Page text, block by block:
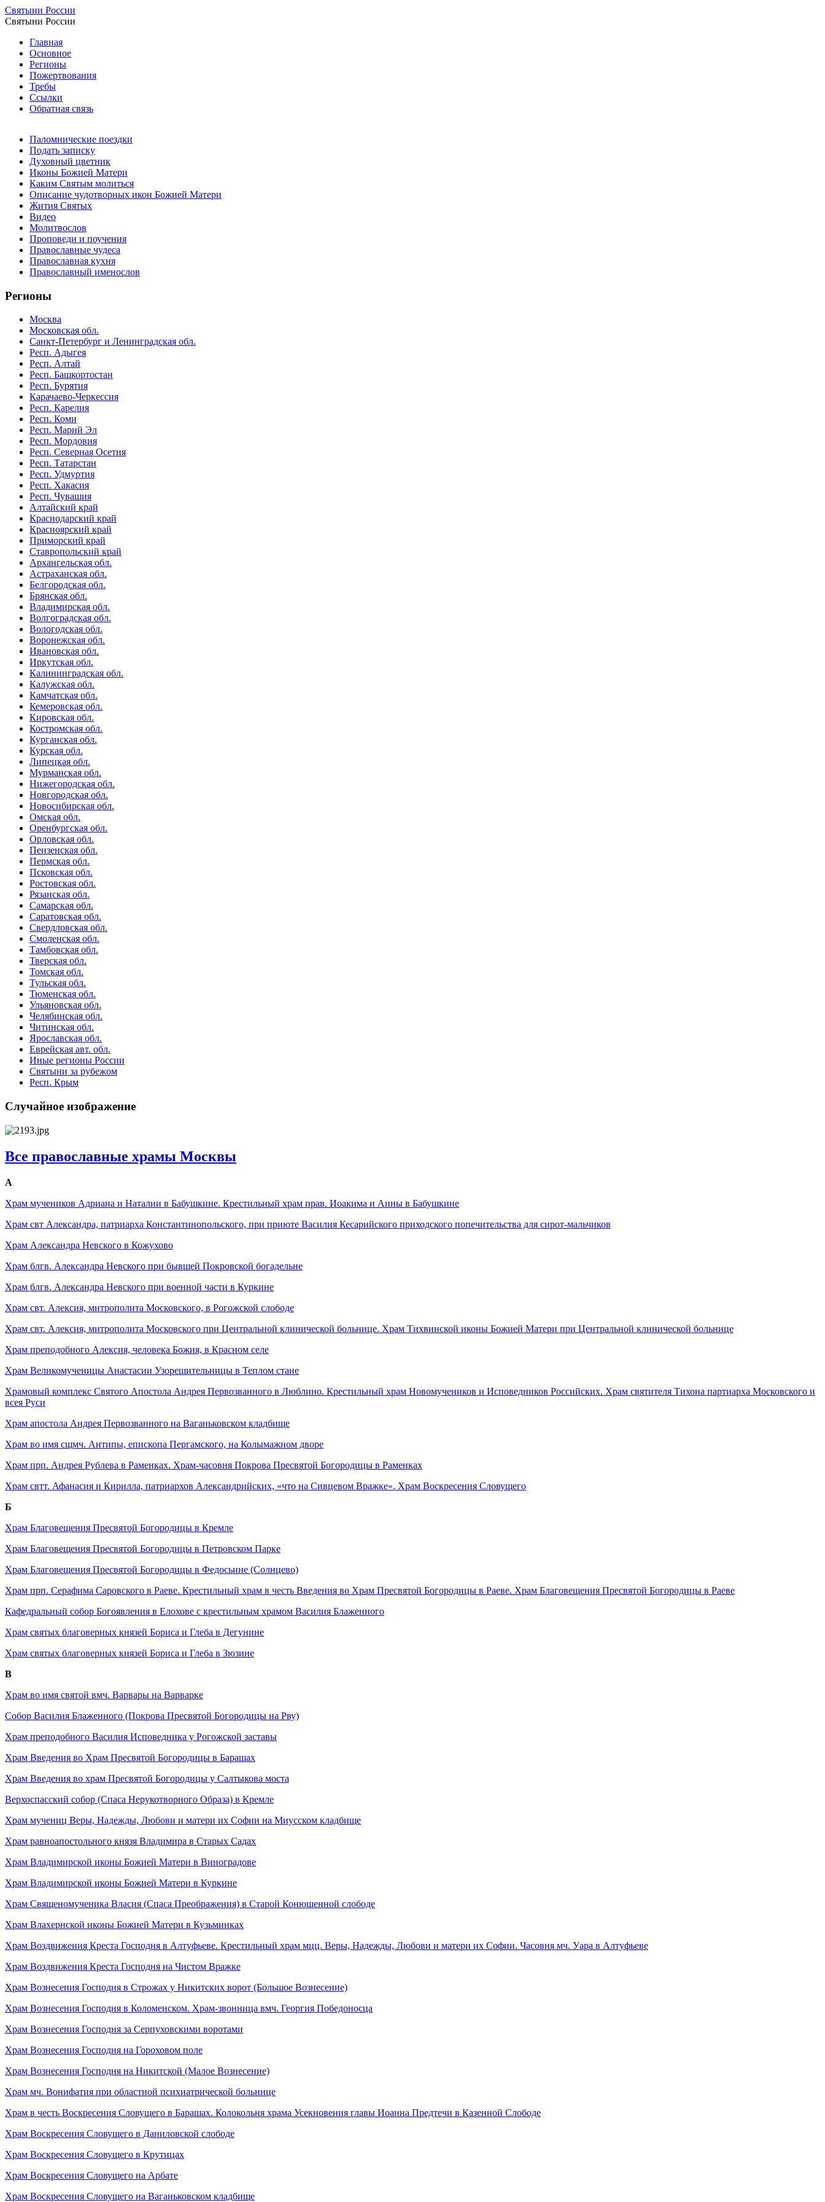
Святыни России
Святыни России
Главная
Основное
Регионы
Пожертвования
Требы
Ссылки
Обратная связь
Паломнические поездки
Подать записку
Духовный цветник
Иконы Божией Матери
Каким Святым молиться
Описание чудотворных икон Божией Матери
Жития Святых
Видео
Молитвослов
Проповеди и поучения
Православные чудеса
Православная кухня
Православный именослов
Регионы
Москва
Московская обл.
Санкт-Петербург и Ленинградская обл.
Респ. Адыгея
Респ. Алтай
Респ. Башкортостан
Респ. Бурятия
Карачаево-Черкессия
Респ. Карелия
Респ. Коми
Респ. Марий Эл
Респ. Мордовия
Респ. Северная Осетия
Респ. Татарстан
Респ. Удмуртия
Респ. Хакасия
Респ. Чувашия
Алтайский край
Краснодарский край
Красноярский край
Приморский край
Ставропольский край
Архангельская обл.
Астраханская обл.
Белгородская обл.
Брянская обл.
Владимирская обл.
Волгоградская обл.
Вологодская обл.
Воронежская обл.
Ивановская обл.
Иркутская обл.
Калининградская обл.
Калужская обл.
Камчатская обл.
Кемеровская обл.
Кировская обл.
Костромская обл.
Курганская обл.
Курская обл.
Липецкая обл.
Мурманская обл.
Нижегородская обл.
Новгородская обл.
Новосибирская обл.
Омская обл.
Оренбургская обл.
Орловская обл.
Пензенская обл.
Пермская обл.
Псковская обл.
Ростовская обл.
Рязанская обл.
Самарская обл.
Саратовская обл.
Свердловская обл.
Смоленская обл.
Тамбовская обл.
Тверская обл.
Томская обл.
Тульская обл.
Тюменская обл.
Ульяновская обл.
Челябинская обл.
Читинская обл.
Ярославская обл.
Еврейская авт. обл.
Иные регионы России
Святыни за рубежом
Респ. Крым
Случайное изображение
Все православные храмы Москвы
А
Храм мучеников Адриана и Наталии в Бабушкине. Крестильный храм прав. Иоакима и Анны в Бабушкине
Храм свт Александра, патриарха Константинопольского, при приюте Василия Кесарийского приходского попечительства для сирот-мальчиков
Храм Александра Невского в Кожухово
Храм блгв. Александра Невского при бывшей Покровской богадельне
Храм блгв. Александра Невского при военной части в Куркине
Храм свт. Алексия, митрополита Московского, в Рогожской слободе
Храм свт. Алексия, митрополита Московского при Центральной клинической больнице. Храм Тихвинской иконы Божией Матери при Центральной клинической больнице
Храм преподобного Алексия, человека Божия, в Красном селе
Храм Великомученицы Анастасии Узорешительницы в Теплом стане
Храмовый комплекс Святого Апостола Андрея Первозванного в Люблино. Крестильный храм Новомучеников и Исповедников Российских. Храм святителя Тихона партиарха Московского и
всея Руси
Храм апостола Андрея Первозванного на Ваганьковском кладбище
Храм во имя сщмч. Антипы, епископа Пергамского, на Колымажном дворе
Храм прп. Андрея Рублева в Раменках. Храм-часовня Покрова Пресвятой Богородицы в Раменках
Храм свтт. Афанасия и Кирилла, патриархов Александрийских, «что на Сивцевом Вражке». Храм Воскресения Словущего
Б
Храм Благовещения Пресвятой Богородицы в Кремле
Храм Благовещения Пресвятой Богородицы в Петровском Парке
Храм Благовещения Пресвятой Богородицы в Федосьине (Солнцево)
Храм прп. Серафима Саровского в Раеве. Крестильный храм в честь Введения во Храм Пресвятой Богородицы в Раеве. Храм Благовещения Пресвятой Богородицы в Раеве
Кафедральный собор Богоявления в Елохове с крестильным храмом Василия Блаженного
Храм святых благоверных князей Бориса и Глеба в Дегунине
Храм святых благоверных князей Бориса и Глеба в Зюзине
В
Храм во имя святой вмч. Варвары на Варварке
Собор Василия Блаженного (Покрова Пресвятой Богородицы на Рву)
Храм преподобного Василия Исповедника у Рогожской заставы
Храм Введения во Храм Пресвятой Богородицы в Барашах
Храм Введения во храм Пресвятой Богородицы у Салтыкова моста
Верхоспасский собор (Спаса Нерукотворного Образа) в Кремле
Храм мучениц Веры, Надежды, Любови и матери их Софии на Миусском кладбище
Храм равноапостольного князя Владимира в Старых Садах
Храм Владимирской иконы Божией Матери в Виноградове
Храм Владимирской иконы Божией Матери в Куркине
Храм Священомученика Власия (Спаса Преображения) в Старой Конюшенной слободе
Храм Влахернской иконы Божией Матери в Кузьминках
Храм Воздвижения Креста Господня в Алтуфьеве. Крестильный храм мцц. Веры, Надежды, Любови и матери их Софии. Часовня мч. Уара в Алтуфьеве
Храм Воздвижения Креста Господня на Чистом Вражке
Храм Вознесения Господня в Строжах у Никитских ворот (Большое Вознесение)
Храм Вознесения Господня в Коломенском. Храм-звонница вмч. Георгия Победоносца
Храм Вознесения Господня за Серпуховскими воротами
Храм Вознесения Господня на Гороховом поле
Храм Вознесения Господня на Никитской (Малое Вознесение)
Храм мч. Вонифатия при областной психиатрической больнице
Храм в честь Воскресения Словущего в Барашах. Колокольня храма Усекновения главы Иоанна Предтечи в Казенной Слободе
Храм Воскресения Словущего в Даниловской слободе
Храм Воскресения Словущего в Крутицах
Храм Воскресения Словущего на Арбате
Храм Воскресения Словущего на Ваганьковском кладбище